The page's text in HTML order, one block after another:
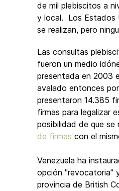
de mil plebiscitos a
y local. Los Estados
se realizan, pero
Las consultas
fueron un medio
presentada en 2003
avalado entonces
presentaron 14.385
firmas para legalizar
posibilidad de que
de firmas con el
Venezuela ha
opción "revocatoria"
provincia de British